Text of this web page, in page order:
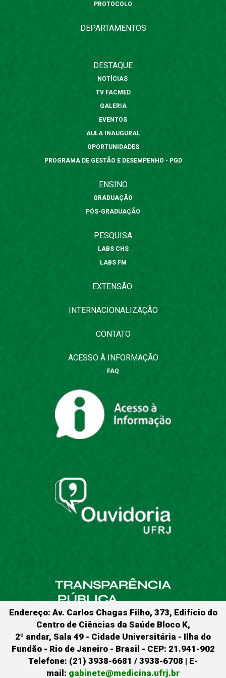
PROTOCOLO
DEPARTAMENTOS
DESTAQUE
NOTÍCIAS
TV FACMED
GALERIA
EVENTOS
AULA INAUGURAL
OPORTUNIDADES
PROGRAMA DE GESTÃO E DESEMPENHO - PGD
ENSINO
GRADUAÇÃO
PÓS-GRADUAÇÃO
PESQUISA
LABS CHS
LABS FM
EXTENSÃO
INTERNACIONALIZAÇÃO
CONTATO
ACESSO À INFORMAÇÃO
FAQ
Endereço: Av. Carlos Chagas Filho, 373, Edifício do
Centro de Ciências da Saúde Bloco K,
2º andar, Sala 49 - Cidade Universitária - Ilha do
Fundão - Rio de Janeiro - Brasil - CEP: 21.941-902
Telefone: (21) 3938-6681 / 3938-6708 | E-
mail: gabinete@medicina.ufrj.br